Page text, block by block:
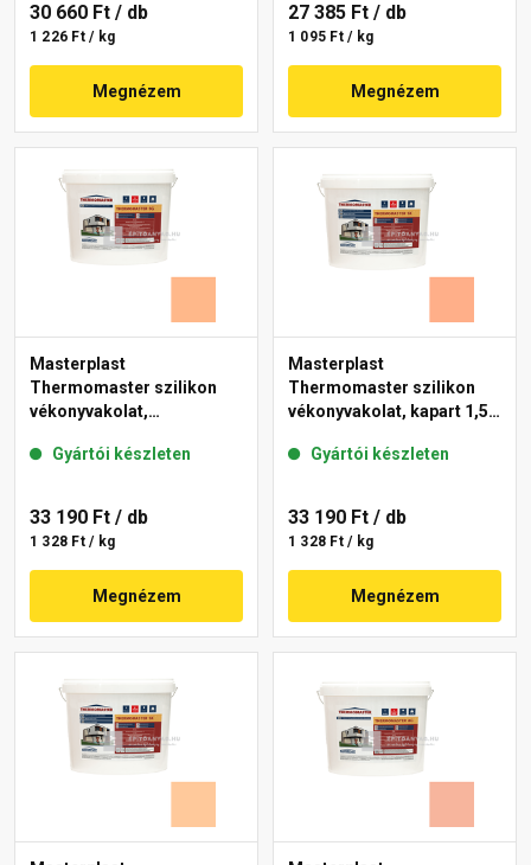
30 660 Ft / db
1 226 Ft / kg
Megnézem
27 385 Ft / db
1 095 Ft / kg
Megnézem
Masterplast
Thermomaster szilikon
vékonyvakolat,
10-C 25 kg
Gyártói készleten
33 190 Ft / db
1 328 Ft / kg
Megnézem
Masterplast
Thermomaster szilikon
vékonyvakolat, kapart 1,5
Gyártói készleten
33 190 Ft / db
1 328 Ft / kg
Megnézem